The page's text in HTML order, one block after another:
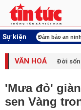
Sự kiện
khóa XVI Đảm bảo an
VĂN HOÁ Đời
'Mưa đỏ'
sen Vàng